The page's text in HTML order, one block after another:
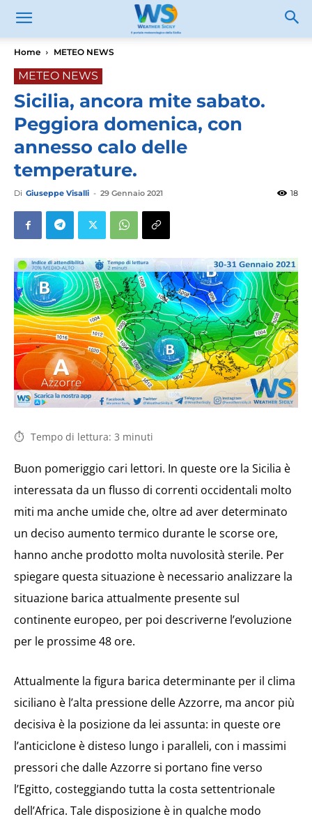
Home METEO NEWS
METEO NEWS
Sicilia, ancora mite sabato.
Peggiora domenica, con
annesso calo delle
temperature.
Di Giuseppe Visalli - 29 Gennaio 2021 18
Tempo di lettura: 3 minuti
Buon pomeriggio cari lettori. In queste ore la Sicilia è
interessata da un flusso di correnti occidentali molto
miti ma anche umide che, oltre ad aver determinato
un deciso aumento termico durante le scorse ore,
hanno anche prodotto molta nuvolosità sterile. Per
spiegare questa situazione è necessario analizzare la
situazione barica attualmente presente sul
continente europeo, per poi descriverne l’evoluzione
per le prossime 48 ore.
Attualmente la figura barica determinante per il clima
siciliano è l’alta pressione delle Azzorre, ma ancor più
decisiva è la posizione da lei assunta: in queste ore
l’anticiclone è disteso lungo i paralleli, con i massimi
pressori che dalle Azzorre si portano fine verso
l’Egitto, costeggiando tutta la costa settentrionale
dell’Africa. Tale disposizione è in qualche modo